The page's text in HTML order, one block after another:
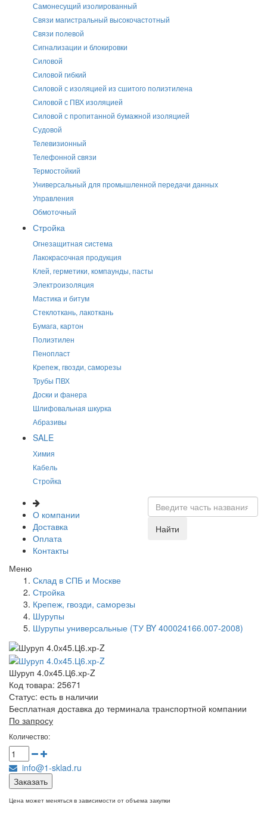
Самонесущий изолированный
Связи магистральный высокочастотный
Связи полевой
Сигнализации и блокировки
Силовой
Силовой гибкий
Силовой с изоляцией из сшитого полиэтилена
Силовой с ПВХ изоляцией
Силовой с пропитанной бумажной изоляцией
Судовой
Телевизионный
Телефонной связи
Термостойкий
Универсальный для промышленной передачи данных
Управления
Обмоточный
Стройка
Огнезащитная система
Лакокрасочная продукция
Клей, герметики, компаунды, пасты
Электроизоляция
Мастика и битум
Стеклоткань, лакоткань
Бумага, картон
Полиэтилен
Пенопласт
Крепеж, гвозди, саморезы
Трубы ПВХ
Доски и фанера
Шлифовальная шкурка
Абразивы
SALE
Химия
Кабель
Стройка
О компании
Доставка
Оплата
Контакты
Найти
Меню
Склад в СПБ и Москве
Стройка
Крепеж, гвозди, саморезы
Шурупы
Шурупы универсальные (ТУ BY 400024166.007-2008)
Шуруп 4.0х45.Ц6.хр-Z
Код товара: 25671
Статус: есть в наличии
Бесплатная доставка до терминала транспортной компании
По запросу
Количество:
info@1-sklad.ru
Заказать
Цена может меняться в зависимости от объема закупки